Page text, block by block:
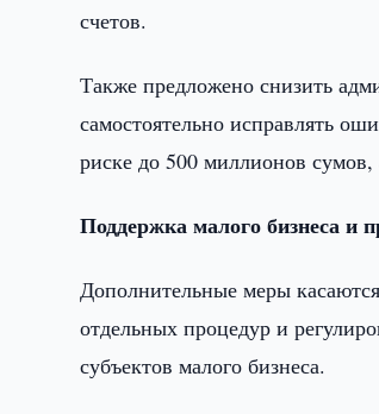
счетов.
Также предложено снизить
самостоятельно исправлять
риске до 500 миллионов
Поддержка малого бизнеса и
Дополнительные меры
отдельных процедур и
субъектов малого бизнеса.